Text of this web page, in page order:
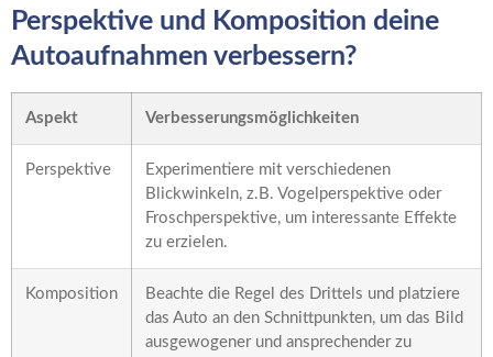
Perspektive und Komposition deine
Autoaufnahmen verbessern?
Aspekt Verbesserungsmöglichkeiten
Perspektive
Experimentiere mit verschiedenen
Blickwinkeln, z.B. Vogelperspektive oder
Froschperspektive, um interessante Effekte
zu erzielen.
Komposition
Beachte die Regel des Drittels und platziere
das Auto an den Schnittpunkten, um das Bild
ausgewogener und ansprechender zu